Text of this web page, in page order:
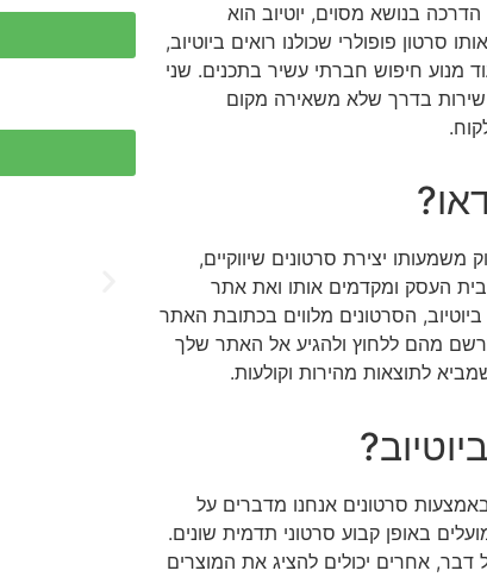
בנושא מסוים, יוטיוב הוא
סרטון פופולרי שכולנו רואים ביוטיוב,
מנוע חיפוש חברתי עשיר בתכנים. שני
שירות בדרך שלא משאירה מקום
משמעותו יצירת סרטונים שיווקיים,
העסק ומקדמים אותו ואת אתר
הסרטונים מלווים בכתובת האתר
מהם ללחוץ ולהגיע אל האתר שלך
לתוצאות מהירות וקולעות.
סרטונים אנחנו מדברים על
באופן קבוע סרטוני תדמית שונים.
דבר, אחרים יכולים להציג את המוצרים